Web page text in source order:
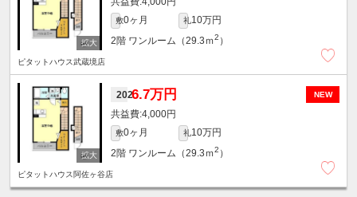
敷0ヶ月 礼10万円
2階 ワンルーム（29.3ｍ2 ）
ピタットハウス武蔵境店
NEW
2026.7万円
4,000円
敷0ヶ月 礼10万円
2階 ワンルーム（29.3ｍ2 ）
ピタットハウス阿佐ヶ谷店